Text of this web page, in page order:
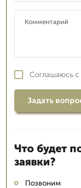
Соглашаюсь с
Задать
Что будет
заявки?
Позвоним